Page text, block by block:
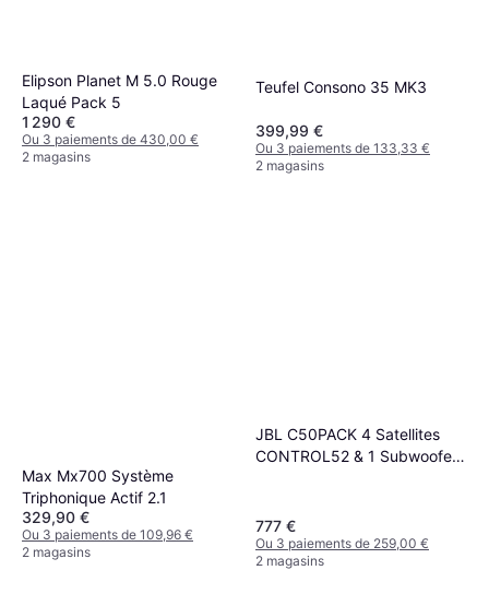
Elipson Planet M 5.0 Rouge
Laqué Pack 5
1 290 €
Ou 3 paiements de 430,00 €
2 magasins
Teufel Consono 35 MK3
399,99 €
Ou 3 paiements de 133,33 €
2 magasins
Max Mx700 Système
Triphonique Actif 2.1
329,90 €
Ou 3 paiements de 109,96 €
2 magasins
JBL C50PACK 4 Satellites
CONTROL52 & 1 Subwoofer
777 €
Ou 3 paiements de 259,00 €
2 magasins